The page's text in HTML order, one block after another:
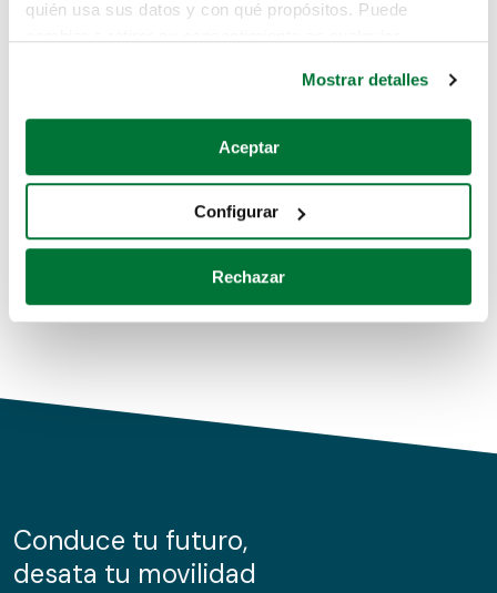
quién usa sus datos y con qué propósitos. Puede
Si lo permite, también quisiéramos:
Recopilar información sobre su ubicación geográfica
Identificar su dispositivo analizándolo activamente
para buscar características específicas (huellas
Obtenga más información sobre cómo se procesan sus
de cookies.
información sobre el uso que haga del sitio web con
nuestros partners de redes sociales, publicidad y análisis
Mostrar detalles
Aceptar
Configurar
Rechazar
buscando en alguno de estos enlaces:
Coches de segunda mano
Coches de km0
Conduce tu futuro,
desata tu movilidad